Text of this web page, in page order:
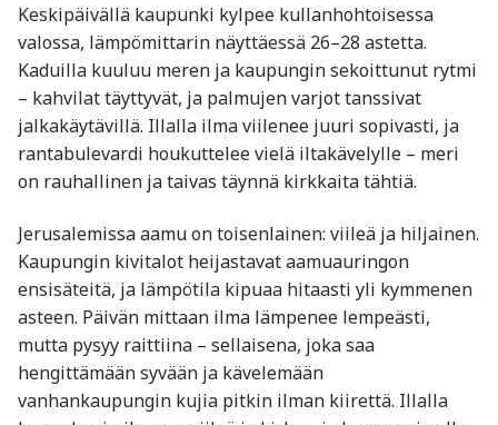
Keskipäivällä kaupunki kylpee kullanhohtoisessa
valossa, lämpömittarin näyttäessä 26–28 astetta.
Kaduilla kuuluu meren ja kaupungin sekoittunut rytmi
– kahvilat täyttyvät, ja palmujen varjot tanssivat
jalkakäytävillä. Illalla ilma viilenee juuri sopivasti, ja
rantabulevardi houkuttelee vielä iltakävelylle – meri
on rauhallinen ja taivas täynnä kirkkaita tähtiä.
Jerusalemissa aamu on toisenlainen: viileä ja hiljainen.
Kaupungin kivitalot heijastavat aamuauringon
ensisäteitä, ja lämpötila kipuaa hitaasti yli kymmenen
asteen. Päivän mittaan ilma lämpenee lempeästi,
mutta pysyy raittiina – sellaisena, joka saa
hengittämään syvään ja kävelemään
vanhankaupungin kujia pitkin ilman kiirettä. Illalla